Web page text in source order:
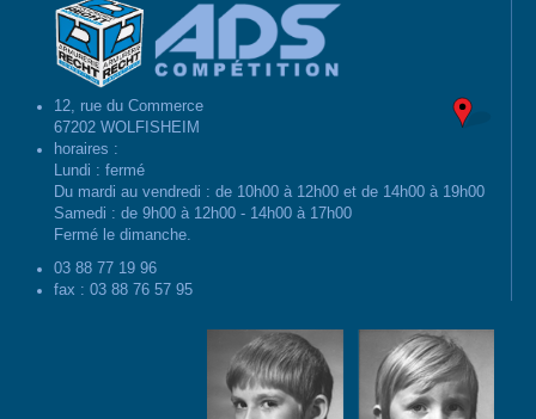
12, rue du Commerce
67202 WOLFISHEIM
horaires :
Lundi : fermé
Du mardi au vendredi : de 10h00 à 12h00 et de 14h00 à 19h00
Samedi : de 9h00 à 12h00 - 14h00 à 17h00
Fermé le dimanche.
03 88 77 19 96
fax : 03 88 76 57 95